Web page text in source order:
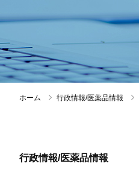
ホーム 行政情報/医薬品情報
行政情報/医薬品情報